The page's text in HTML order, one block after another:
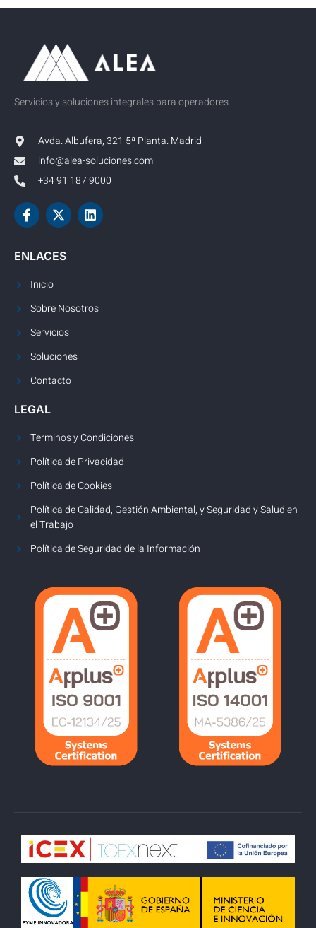
Servicios y soluciones integrales para operadores.
Avda. Albufera, 321 5ª Planta. Madrid
info@alea-soluciones.com
+34 91 187 9000
ENLACES
Inicio
Sobre Nosotros
Servicios
Soluciones
Contacto
LEGAL
Terminos y Condiciones
Política de Privacidad
Política de Cookies
Política de Calidad, Gestión Ambiental, y Seguridad y Salud en
el Trabajo
Política de Seguridad de la Información